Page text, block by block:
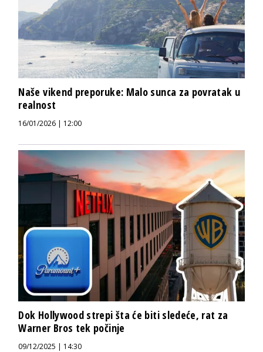
Naše vikend preporuke: Malo sunca za povratak u
realnost
16/01/2026 | 12:00
Dok Hollywood strepi šta će biti sledeće, rat za
Warner Bros tek počinje
09/12/2025 | 14:30